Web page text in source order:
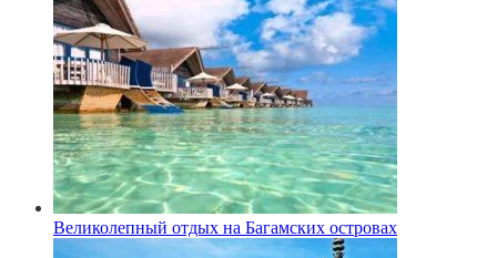
Великолепный отдых на Багамских островах